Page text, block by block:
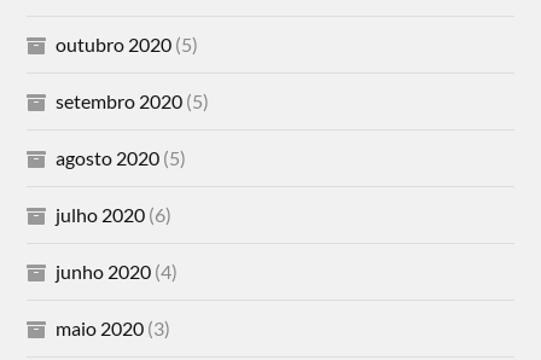
outubro 2020 (5)
setembro 2020 (5)
agosto 2020 (5)
julho 2020 (6)
junho 2020 (4)
maio 2020 (3)